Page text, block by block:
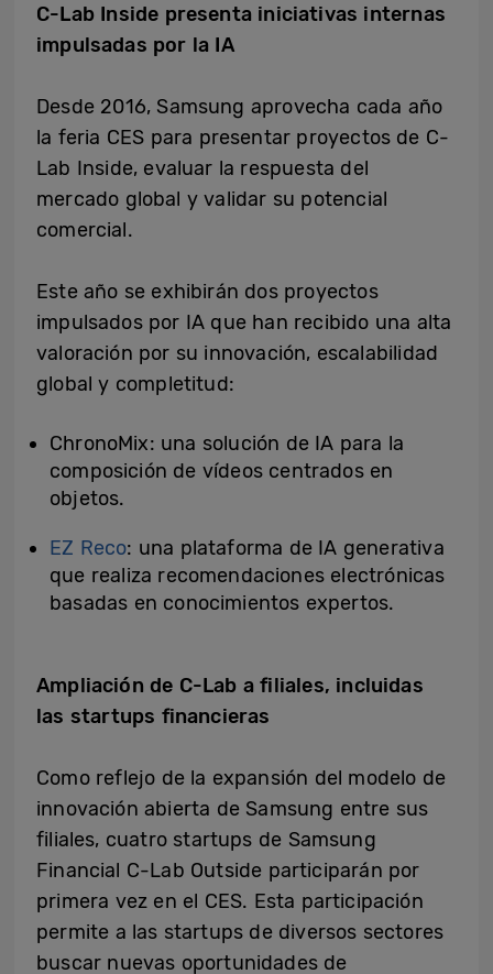
C-Lab Inside presenta iniciativas internas
impulsadas por la IA
Desde 2016, Samsung aprovecha cada año
la feria CES para presentar proyectos de C-
Lab Inside, evaluar la respuesta del
mercado global y validar su potencial
comercial.
Este año se exhibirán dos proyectos
impulsados por IA que han recibido una alta
valoración por su innovación, escalabilidad
global y completitud:
ChronoMix: una solución de IA para la
composición de vídeos centrados en
objetos.
EZ Reco: una plataforma de IA generativa
que realiza recomendaciones electrónicas
basadas en conocimientos expertos.
Ampliación de C-Lab a filiales, incluidas
las startups financieras
Como reflejo de la expansión del modelo de
innovación abierta de Samsung entre sus
filiales, cuatro startups de Samsung
Financial C-Lab Outside participarán por
primera vez en el CES. Esta participación
permite a las startups de diversos sectores
buscar nuevas oportunidades de